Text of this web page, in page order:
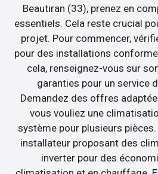
Beautiran (33), prenez en
essentiels. Cela reste crucial
projet. Pour commencer,
pour des installations
cela, renseignez-vous sur
garanties pour un service
Demandez des offres
vous vouliez une
système pour plusieurs
installateur proposant des
inverter pour des